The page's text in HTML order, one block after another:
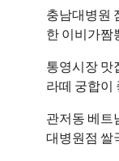
충남대병원
한 이비가짬
통영시장 맛
라떼 궁합이
관저동 베트
대병원점 쌀